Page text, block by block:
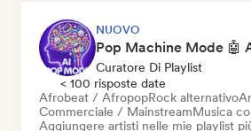
NUOVO
Curatore Di Playlist
< 100 risposte date
Afrobeat / AfropopRock alternativo
Commerciale / MainstreamMusica
Aggiungere artisti nelle mie playlist